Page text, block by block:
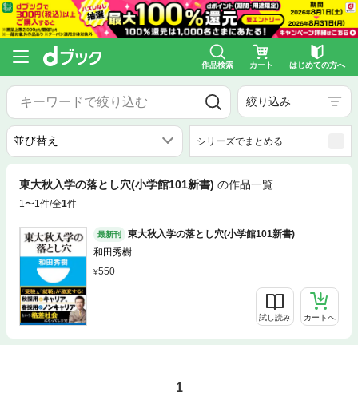
作品検索 カート はじめての方へ
絞り込み
シリーズでまとめる
東大秋入学の落とし穴(小学館101新書) の作品一覧
1〜1件/全1件
最新刊
東大秋入学の落とし穴(小学館101新書)
和田秀樹
550
試し読み カートへ
1